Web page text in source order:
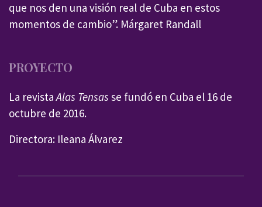
que nos den una visión real de Cuba en estos
momentos de cambio”. Márgaret Randall
PROYECTO
La revistaAlas Tensas se fundó en Cuba el 16 de
octubre de 2016.
Directora: Ileana Álvarez